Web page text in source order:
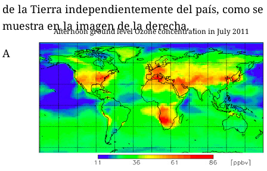
de la Tierra independientemente del país, como se
muestra en la imagen de la derecha. .
Afternoon ground level Ozone concentration in July 2011
A